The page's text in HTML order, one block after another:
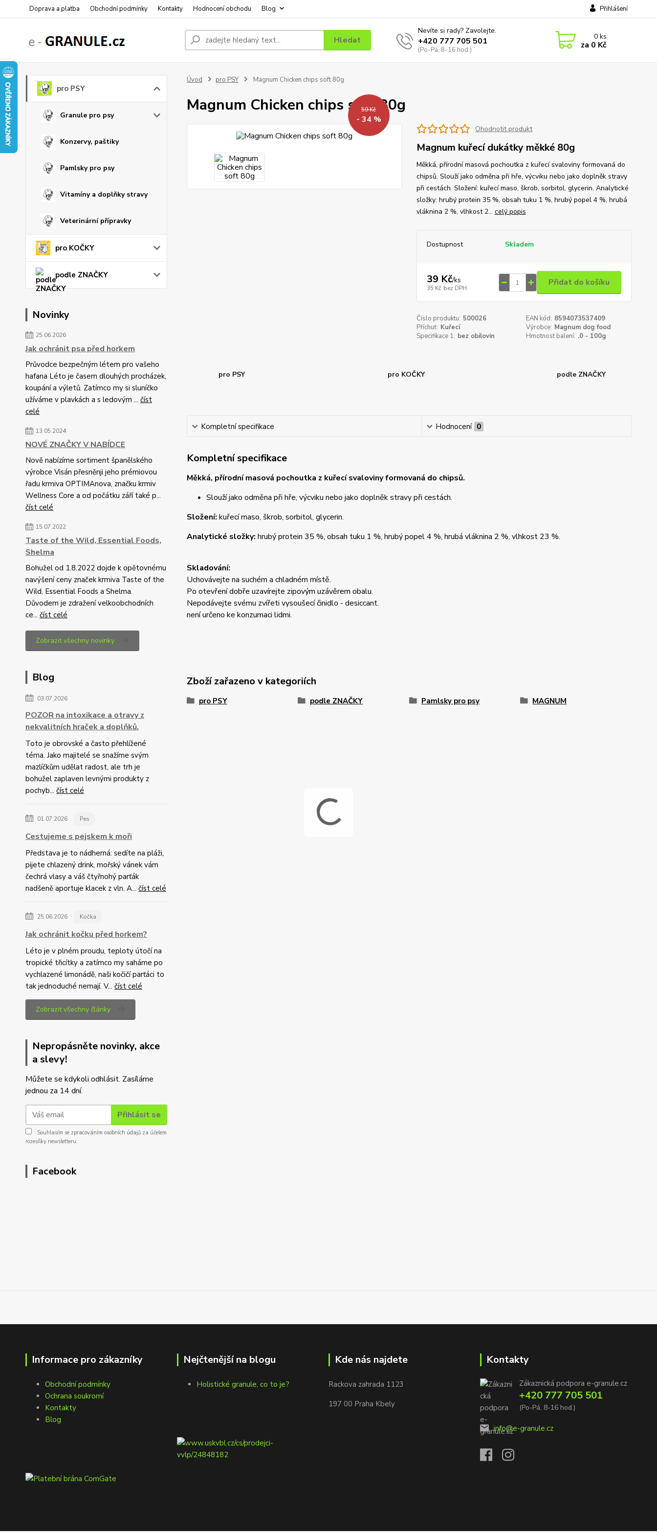
Doprava a platba Obchodní podmínky Kontakty Hodnocení obchodu Blog Přihlášení
Hledat
Nevíte si rady? Zavolejte.
+420 777 705 501
(Po-Pá, 8-16 hod.)
0ks
za 0 Kč
pro PSY
Granule pro psy
Konzervy, paštiky
Pamlsky pro psy
Vitamíny a doplňky stravy
Veterinární přípravky
pro KOČKY
podle ZNAČKY
Novinky
25.06.2026
Jak ochránit psa před horkem
Průvodce bezpečným létem pro vašeho
hafana Léto je časem dlouhých procházek,
koupání a výletů. Zatímco my si sluníčko
užíváme v plavkách a s ledovým ... číst
celé
13.05.2024
NOVÉ ZNAČKY V NABÍDCE
Nově nabízíme sortiment španělského
výrobce Visán přesněnji jeho prémiovou
řadu krmiva OPTIMAnova, značku krmiv
Wellness Core a od počátku září také p...
číst celé
15.07.2022
Taste of the Wild, Essential Foods,
Shelma
Bohužel od 1.8.2022 dojde k opětovnému
navýšení ceny značek krmiva Taste of the
Wild, Essential Foods a Shelma.
Důvodem je zdražení velkoobchodních
ce... číst celé
Zobrazit všechny novinky
Blog
03.07.2026
POZOR na intoxikace a otravy z
nekvalitních hraček a doplňků.
Toto je obrovské a často přehlížené
téma. Jako majitelé se snažíme svým
mazlíčkům udělat radost, ale trh je
bohužel zaplaven levnými produkty z
pochyb... číst celé
01.07.2026 Pes
Cestujeme s pejskem k moři
Představa je to nádherná: sedíte na pláži,
pijete chlazený drink, mořský vánek vám
čechrá vlasy a váš čtyřnohý parťák
nadšeně aportuje klacek z vln. A... číst celé
25.06.2026 Kočka
Jak ochránit kočku před horkem?
Léto je v plném proudu, teploty útočí na
tropické třicítky a zatímco my saháme po
vychlazené limonádě, naši kočičí parťáci to
tak jednoduché nemají. V... číst celé
Zobrazit všechny články
Nepropásněte novinky, akce
a slevy!
Můžete se kdykoli odhlásit. Zasíláme
jednou za 14 dní.
Přihlásit se
Souhlasím se zpracováním osobních údajů za účelem
rozesílky newsletteru.
Facebook
Úvod pro PSY Magnum Chicken chips soft 80g
Magnum Chicken chips soft 80g
59 Kč
- 34 %
Ohodnotit produkt
Magnum kuřecí dukátky měkké 80g
Měkká, přírodní masová pochoutka z kuřecí svaloviny formovaná do
chipsů. Slouží jako odměna při hře, výcviku nebo jako doplněk stravy
při cestách. Složení: kuřecí maso, škrob, sorbitol, glycerin. Analytické
složky: hrubý protein 35 %, obsah tuku 1 %, hrubý popel 4 %, hrubá
vláknina 2 %, vlhkost 2... celý popis
Dostupnost Skladem
39 Kč/ks
35 Kč bez DPH
Přidat do košíku
Číslo produktu: 500026 EAN kód: 8594073537409
Příchuť: Kuřecí Výrobce: Magnum dog food
Specifikace 1: bez obilovin Hmotnost balení: .0 - 100g
pro PSY pro KOČKY podle ZNAČKY
Kompletní specifikace Hodnocení 0
Kompletní specifikace
Měkká, přírodní masová pochoutka z kuřecí svaloviny formovaná do chipsů.
Slouží jako odměna při hře, výcviku nebo jako doplněk stravy při cestách.
Složení: kuřecí maso, škrob, sorbitol, glycerin.
Analytické složky: hrubý protein 35 %, obsah tuku 1 %, hrubý popel 4 %, hrubá vláknina 2 %, vlhkost 23 %.
Skladování:
Uchovávejte na suchém a chladném místě.
Po otevření dobře uzavírejte zipovým uzávěrem obalu.
Nepodávejte svému zvířeti vysoušecí činidlo - desiccant.
není určeno ke konzumaci lidmi.
Zboží zařazeno v kategoriích
pro PSY podle ZNAČKY Pamlsky pro psy MAGNUM
Informace pro zákazníky
Obchodní podmínky
Ochrana soukromí
Kontakty
Blog
Nejčtenější na blogu
Holistické granule, co to je?
Kde nás najdete
Rackova zahrada 1123
197 00 Praha Kbely
Kontakty
Zákaznická podpora e-granule.cz
+420 777 705 501
(Po-Pá, 8-16 hod.)
info@e-granule.cz